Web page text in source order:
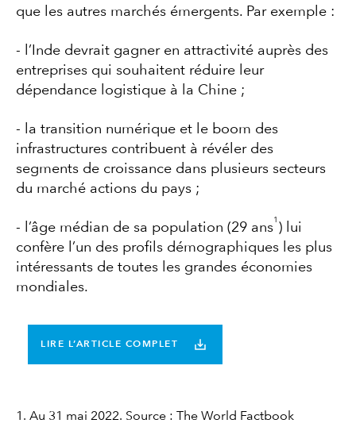
que les autres marchés émergents. Par exemple :
- l’Inde devrait gagner en attractivité auprès des
entreprises qui souhaitent réduire leur
dépendance logistique à la Chine ;
- la transition numérique et le boom des
infrastructures contribuent à révéler des
segments de croissance dans plusieurs secteurs
du marché actions du pays ;
- l’âge médian de sa population (29 ans
1
) lui
confère l’un des profils démographiques les plus
intéressants de toutes les grandes économies
mondiales.
LIRE L’ARTICLE COMPLET
1. Au 31 mai 2022. Source : The World Factbook